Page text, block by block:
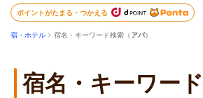
ポイントがたまる・つかえる
宿・ホテル > 宿名・キーワード検索（アパ）
宿名・キーワー